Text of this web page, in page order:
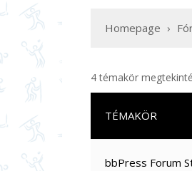
Homepage ›
4 témakör
TÉMAKÖR
bbPress Forum